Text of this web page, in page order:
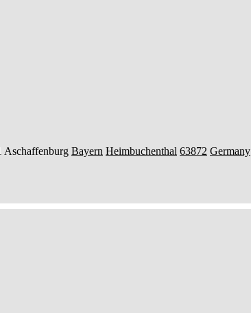
Aschaffenburg Bayern Heimbuchenthal 63872 Germany